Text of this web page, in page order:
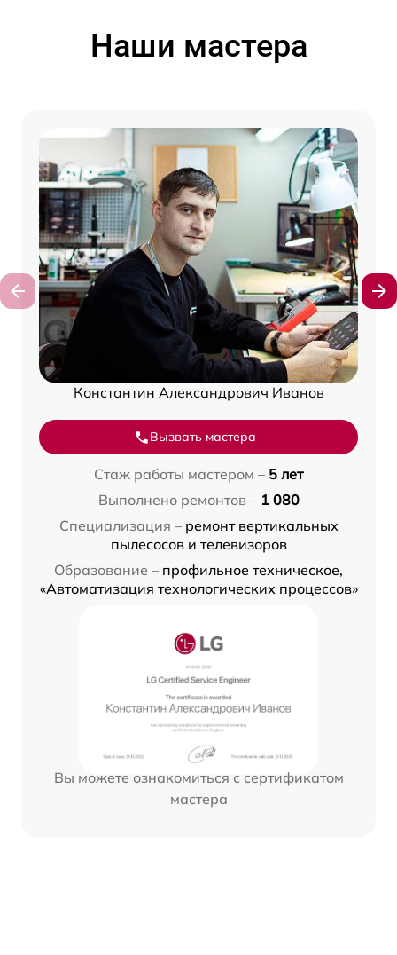
Наши мастера
Константин Александрович Иванов
Вызвать мастера
Стаж работы мастером – 5 лет
Выполнено ремонтов – 1 080
Специализация – ремонт вертикальных
пылесосов и телевизоров
Образование – профильное техническое,
«Автоматизация технологических процессов»
Вы можете ознакомиться с сертификатом
мастера